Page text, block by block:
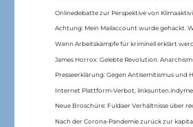
Onlinedebatte zur Perspektive von
Achtung: Mein Mailaccount wurde gehackt.
Wenn Arbeitskämpfe für kriminell erklärt
James Horrox: Gelebte Revolution.
Presseerklärung: Gegen Antisemitismus
Internet Plattform-Verbot,
Neue Broschüre: Fuldaer Verhältnisse über
Nach der Corona-Pandemie zurück zur